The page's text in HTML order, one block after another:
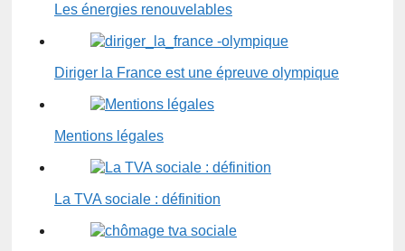
Les énergies renouvelables
Diriger la France est une épreuve olympique
Mentions légales
La TVA sociale : définition